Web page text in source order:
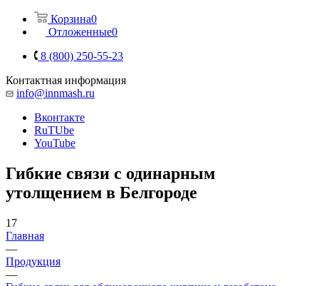
Корзина0
Отложенные0
8 (800) 250-55-23
Контактная информация
info@innmash.ru
Вконтакте
RuTUbe
YouTube
Гибкие связи с одинарным
утолщением в Белгороде
17
Главная
—
Продукция
—